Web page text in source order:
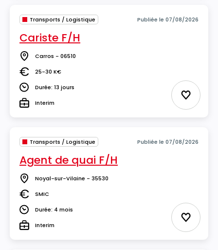
Transports / Logistique Publiée le 07/08/2026
Cariste F/H
Lieu Carros - 06510
Salaire25-30 K€
DuréeDurée: 13 jours
TypeInterim Ajouter
Transports / Logistique Publiée le 07/08/2026
Agent de quai F/H
Lieu Noyal-sur-Vilaine - 35530
Salaire
SMIC
DuréeDurée: 4 mois
TypeInterim Ajouter